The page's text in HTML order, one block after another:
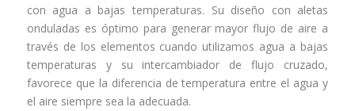
con agua a bajas temperaturas. Su diseño con aletas
onduladas es óptimo para generar mayor flujo de aire a
través de los elementos cuando utilizamos agua a bajas
temperaturas y su intercambiador de flujo cruzado,
favorece que la diferencia de temperatura entre el agua y
el aire siempre sea la adecuada.